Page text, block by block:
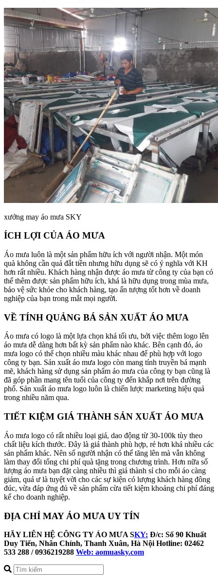
xưởng may áo mưa SKY
ÍCH LỢI CỦA ÁO MƯA
Áo mưa luôn là một sản phẩm hữu ích với người nhận. Một món
quà không cần quá đắt tiền nhưng hữu dụng sẽ có ý nghĩa với KH
hơn rất nhiều. Khách hàng nhận được áo mưa từ công ty của bạn có
thể thêm được sản phẩm hữu ích, khá là hữu dụng trong mùa mưa,
bảo vệ sức khỏe cho khách hàng, tạo ấn tượng tốt hơn về doanh
nghiệp của bạn trong mắt mọi người.
VỀ TÍNH QUẢNG BÁ SẢN XUẤT ÁO MƯA
Áo mưa có logo là một lựa chọn khá tối ưu, bởi việc thêm logo lên
áo mưa dễ dàng hơn bất kỳ sản phẩm nào khác. Bên cạnh đó, áo
mưa logo có thể chọn nhiều màu khác nhau để phù hợp với logo
công ty bạn. Sản xuất áo mưa logo còn mang tính truyền bá mạnh
mẽ, khách hàng sử dụng sản phẩm áo mưa của công ty bạn cũng là
đã góp phần mang tên tuổi của công ty đến khắp nơi trên đường
phố. Sản xuất áo mưa logo luôn là chiến lược marketing hiệu quả
trong nhiều năm qua.
TIẾT KIỆM GIÁ THÀNH SẢN XUẤT ÁO MƯA
Áo mưa logo có rất nhiều loại giá, dao động từ 30-100k tùy theo
chất liệu kích thước. Đây là giá thành phù hợp, rẻ hơn khá nhiều các
sản phẩm khác. Nên số người nhận có thể tăng lên mà vẫn không
làm thay đổi tổng chi phí quà tặng trong chương trình. Hơn nữa số
lượng áo mưa bạn đặt càng nhiều thì giá thành sỉ cho mỗi áo càng
giảm, quá ư là tuyệt vời cho các sự kiện có lượng khách hàng đông
đúc, vừa đáp ứng đủ về sản phẩm cừa tiết kiệm khoảng chi phí đáng
kể cho doanh nghiệp.
ĐỊA CHỈ MAY ÁO MƯA UY TÍN
HÃY LIÊN HỆ CÔNG TY ÁO MƯA SKY: Đ/c: Số 90 Khuất
Duy Tiến, Nhân Chính, Thanh Xuân, Hà Nội Hotline: 02462
533 288 / 0936219288 Web: aomuasky.com